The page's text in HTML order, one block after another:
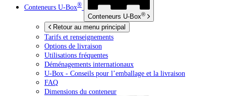
Conteneurs U-Box®
Conteneurs U-Box®
Retour au menu principal
Tarifs et renseignements
Options de livraison
Utilisations fréquentes
Déménagements internationaux
U-Box - Conseils pour l’emballage et la livraison
FAQ
Dimensions du conteneur